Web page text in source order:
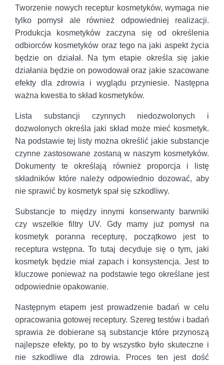
Tworzenie nowych receptur kosmetyków, wymaga nie
tylko pomysł ale również odpowiedniej realizacji.
Produkcja kosmetyków zaczyna się od określenia
odbiorców kosmetyków oraz tego na jaki aspekt życia
będzie on działał. Na tym etapie określa się jakie
działania będzie on powodował oraz jakie szacowane
efekty dla zdrowia i wyglądu przyniesie. Następna
ważna kwestia to skład kosmetyków.
Lista substancji czynnych niedozwolonych i
dozwolonych określa jaki skład może mieć kosmetyk.
Na podstawie tej listy można określić jakie substancje
czynne zastosowane zostaną w naszym kosmetyków.
Dokumenty te określają również proporcja i listę
składników które należy odpowiednio dozować, aby
nie sprawić by kosmetyk spał się szkodliwy.
Substancje to między innymi konserwanty barwniki
czy wszelkie filtry UV. Gdy mamy już pomysł na
kosmetyk poranna recepturę, początkowo jest to
receptura wstępna. To tutaj decyduje się o tym, jaki
kosmetyk będzie miał zapach i konsystencja. Jest to
kluczowe ponieważ na podstawie tego określane jest
odpowiednie opakowanie.
Następnym etapem jest prowadzenie badań w celu
opracowania gotowej receptury. Szereg testów i badań
sprawia że dobierane są substancje które przynoszą
najlepsze efekty, po to by wszystko było skuteczne i
nie szkodliwe dla zdrowia. Proces ten jest dość